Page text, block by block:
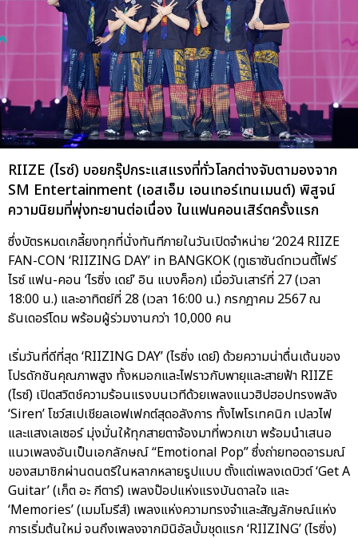
RIIZE (ไรซ์) บอยกรุ๊ปกระแสแรงที่ทั่วโลกต่างจับตามองจาก
SM Entertainment (เอสเอ็ม เอนเทอร์เทนเมนต์) พิสูจน์
ความนิยมที่พุ่งทะยานต่อเนื่อง ในแฟนคอนเสิร์ตครั้งแรก
ซึ่งบัตรหมดเกลี้ยงทุกที่นั่งทันทีภายในวันเปิดจำหน่าย ‘2024 RIIZE
FAN-CON ‘RIIZING DAY’ in BANGKOK (ทูเธาซันด์ทเวนตี้โฟร์
ไรซ์ แฟน-คอน ‘ไรซิ่ง เดย์’ อิน แบงค็อก) เมื่อวันเสาร์ที่ 27 (เวลา
18:00 น.) และอาทิตย์ที่ 28 (เวลา 16:00 น.) กรกฎาคม 2567 ณ
ธันเดอร์โดม พร้อมผู้ร่วมงานกว่า 10,000 คน
เริ่มวันที่ดีที่สุด ‘RIIZING DAY’ (ไรซิ่ง เดย์) ด้วยความน่าตื่นเต้นของ
โปรดักชันคุณภาพสูง ทั้งหมอกและไฟราวกับพายุและสายฟ้า RIIZE
(ไรซ์) เปิดสวิตช์ความร้อนแรงบนเวทีด้วยเพลงแนวฮิปฮอปทรงพลัง
‘Siren’ โชว์สเปเชียลเอฟเฟกต์สุดอลังการ ทั้งไพโรเทคนิก เปลวไฟ
และแสงเลเซอร์ มุ่งมั่นให้ทุกสายตาจ้องมาที่พวกเขา พร้อมนำเสนอ
แนวเพลงอันเป็นเอกลักษณ์ “Emotional Pop” ซึ่งถ่ายทอดอารมณ์
ของสมาชิกผ่านดนตรีในหลากหลายรูปแบบ ตั้งแต่เพลงเดบิวต์ ‘Get A
Guitar’ (เก็ต อะ กีตาร์) เพลงป๊อปแห่งแรงบันดาลใจ และ
‘Memories’ (เมมโมรีส์) เพลงแห่งความทรงจำและสัญลักษณ์แห่ง
การเริ่มต้นใหม่ จนถึงเพลงจากมินิอัลบั้มชุดแรก ‘RIIZING’ (ไรซิ่ง)